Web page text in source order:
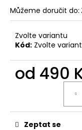
Můžeme doručit do:
Zvolte variantu
Kód: Zvolte
od 490
Zeptat se